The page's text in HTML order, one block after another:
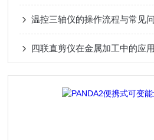
温控三轴仪的操作流程与常见
四联直剪仪在金属加工中的应